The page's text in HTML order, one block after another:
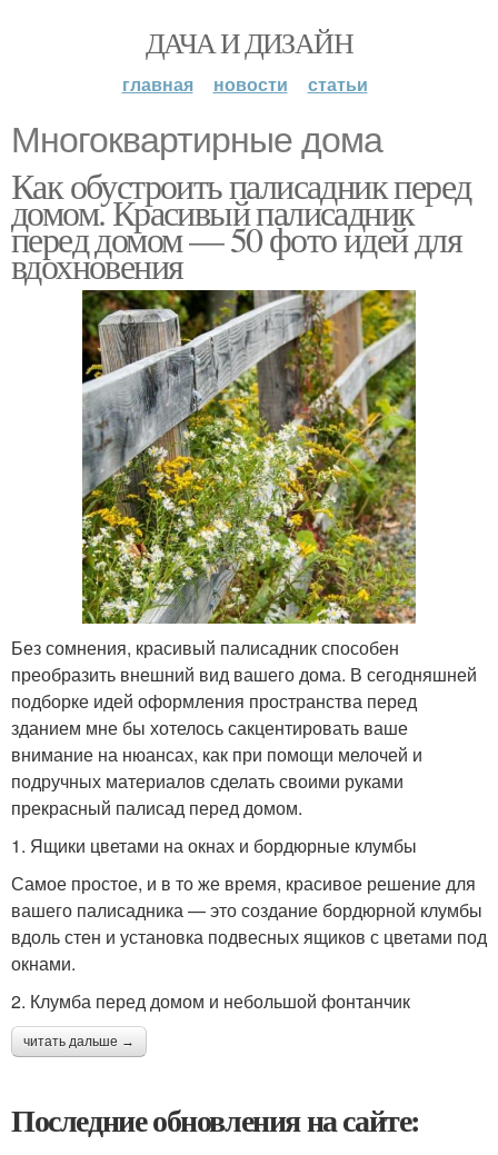
ДАЧА И ДИЗАЙН
главная новости статьи
Многоквартирные дома
Как обустроить палисадник перед
домом. Красивый палисадник
перед домом — 50 фото идей для
вдохновения
Без сомнения, красивый палисадник способен
преобразить внешний вид вашего дома. В сегодняшней
подборке идей оформления пространства перед
зданием мне бы хотелось сакцентировать ваше
внимание на нюансах, как при помощи мелочей и
подручных материалов сделать своими руками
прекрасный палисад перед домом.
1. Ящики цветами на окнах и бордюрные клумбы
Самое простое, и в то же время, красивое решение для
вашего палисадника — это создание бордюрной клумбы
вдоль стен и установка подвесных ящиков с цветами под
окнами.
2. Клумба перед домом и небольшой фонтанчик
читать дальше →
Последние обновления на сайте: